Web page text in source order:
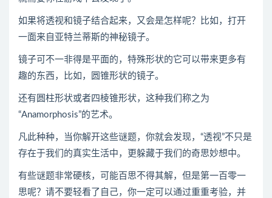
如果将透视和镜子结合起来，又会是怎样呢？比如，打开
一面来自亚特兰蒂斯的神秘镜子。
镜子可不一非得是平面的，特殊形状的它可以带来更多有
趣的东西，比如，圆锥形状的镜子。
还有圆柱形状或者四棱锥形状，这种我们称之为
“Anamorphosis”的艺术。
凡此种种，当你解开这些谜题，你就会发现，“透视”不只是
存在于我们的真实生活中，更躲藏于我们的奇思妙想中。
有些谜题非常硬核，可能百思不得其解，但是第一百零一
思呢？请不要轻看了自己，你一定可以通过重重考验，并